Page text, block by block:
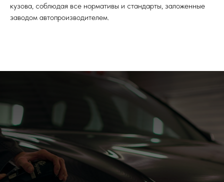
кузова, соблюдая все нормативы и стандарты, заложенные
заводом автопроизводителем.